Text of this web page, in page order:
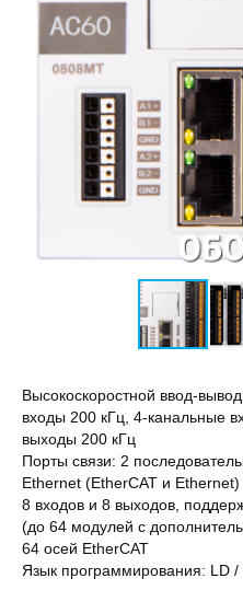
Высокоскоростной ввод-
входы 200 кГц, 4-канальные
выходы 200 кГц
Порты связи: 2
Ethernet (EtherCAT и Ethernet)
8 входов и 8 выходов,
(до 64 модулей с
64 осей EtherCAT
Язык программирования: LD